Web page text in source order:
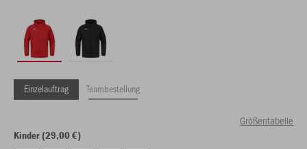
Einzelauftrag Teambestellung
Größentabelle
Kinder (29,00 €)